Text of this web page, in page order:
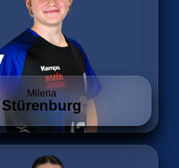
Milena
Stürenburg